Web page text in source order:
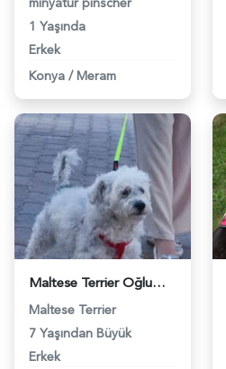
1 Yaşında
Erkek
Konya / Meram
Maltese Terrier Oğlum İçin Dişi Eş Arıyoruz - 7080
Maltese Terrier
7 Yaşından Büyük
Erkek